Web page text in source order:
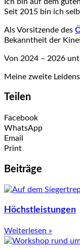
Seit 2015 bin ich
Als Vorsitzende des
Bekanntheit der
Von 2024 – 2026
Meine zweite
Teilen
Facebook
WhatsApp
Email
Print
Beiträge
Höchstleistungen
Weiterlesen »